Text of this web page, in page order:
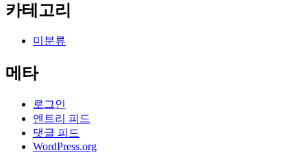
카테고리
미분류
메타
로그인
엔트리 피드
댓글 피드
WordPress.org